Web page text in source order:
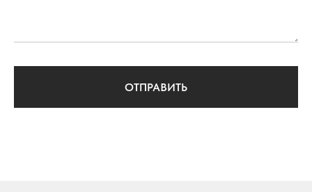
ОТПРАВИТЬ